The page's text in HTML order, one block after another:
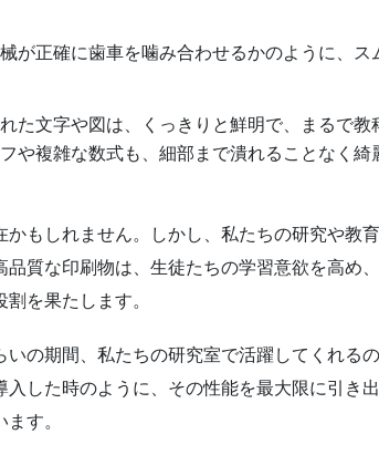
が正確に歯車を噛み合わせるかのように、ス
れた文字や図は、くっきりと鮮明で、まるで教
や複雑な数式も、細部まで潰れることなく綺
もしれません。しかし、私たちの研究や教育
品質な印刷物は、生徒たちの学習意欲を高め
を果たします。
の期間、私たちの研究室で活躍してくれる
した時のように、その性能を最大限に引き
す。